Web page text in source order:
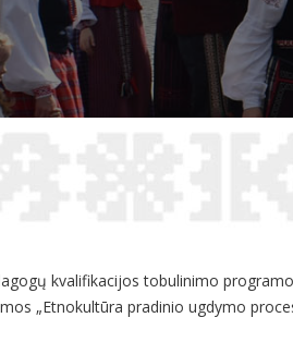
kvalifikacijos tobulinimo
„Etnokultūra pradinio ugdymo